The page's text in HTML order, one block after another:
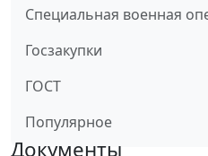
Специальная военная
Госзакупки
ГОСТ
Популярное
Документы